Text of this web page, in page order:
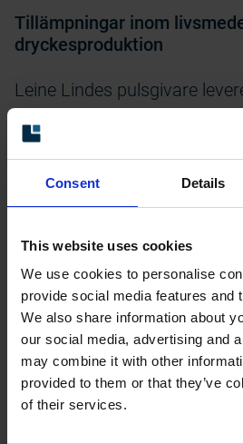
Consent Details
This website uses cookies
We use cookies to personalise
provide social media features and
We also share information about
our social media, advertising and
may combine it with other
provided to them or that they’ve
of their services.
Tillämpningar inom
dryckesproduktion
Leine Lindes pulsgivare
hastighet, position och
brett spektrum av
Buteljering och fyllning av
timing,
Förpackningsmaskiner –
placering av kartonger,
och märkningsutrustning.
Transportband och
upprätthåller